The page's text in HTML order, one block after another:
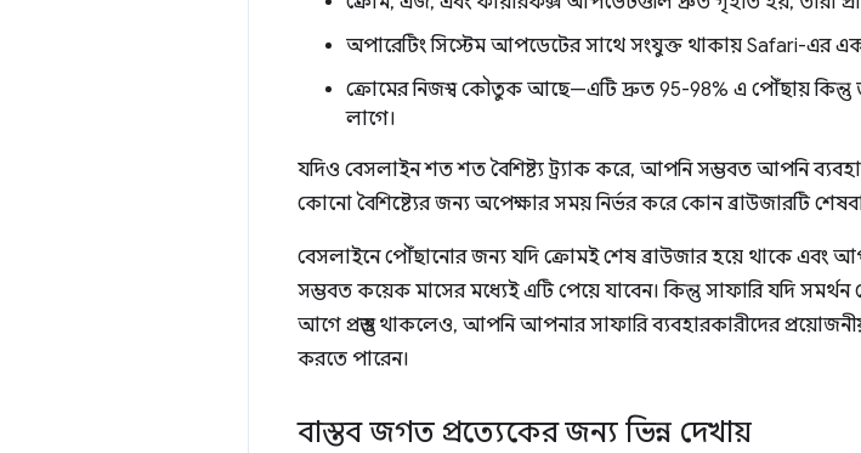
অপারেটিং সিস্টেম আপডেটের সাথে সংযুক্ত থাকায় Safari-এর
ক্রোমের নিজস্ব কৌতুক আছে—এটি দ্রুত 95-98% এ পৌঁছায় কিন্তু
লাগে।
যদিও বেসলাইন শত শত বৈশিষ্ট্য ট্র্যাক করে, আপনি সম্ভবত আপনি
কোনো বৈশিষ্ট্যের জন্য অপেক্ষার সময় নির্ভর করে কোন ব্রাউজারটি
বেসলাইনে পৌঁছানোর জন্য যদি ক্রোমই শেষ ব্রাউজার হয়ে থাকে এবং
সম্ভবত কয়েক মাসের মধ্যেই এটি পেয়ে যাবেন। কিন্তু সাফারি যদি
আগে প্রস্তুত থাকলেও, আপনি আপনার সাফারি ব্যবহারকারীদের
করতে পারেন।
বাস্তব জগত প্রত্যেকের জন্য ভিন্ন দেখায়